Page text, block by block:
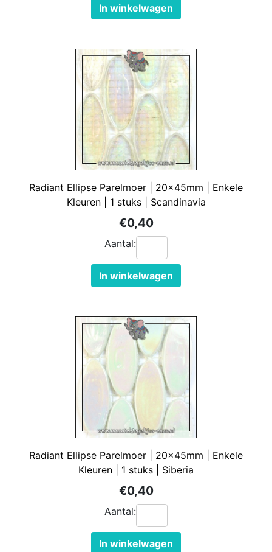
In winkelwagen
Radiant Ellipse Parelmoer | 20x45mm | Enkele
Kleuren | 1 stuks | Scandinavia
€0,40
Aantal:
In winkelwagen
Radiant Ellipse Parelmoer | 20x45mm | Enkele
Kleuren | 1 stuks | Siberia
€0,40
Aantal:
In winkelwagen